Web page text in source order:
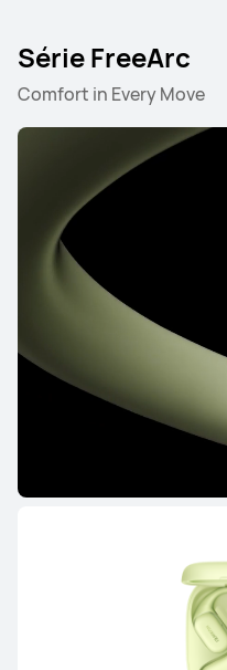
Série FreeArc
Comfort in Every Move
Série FreeClip